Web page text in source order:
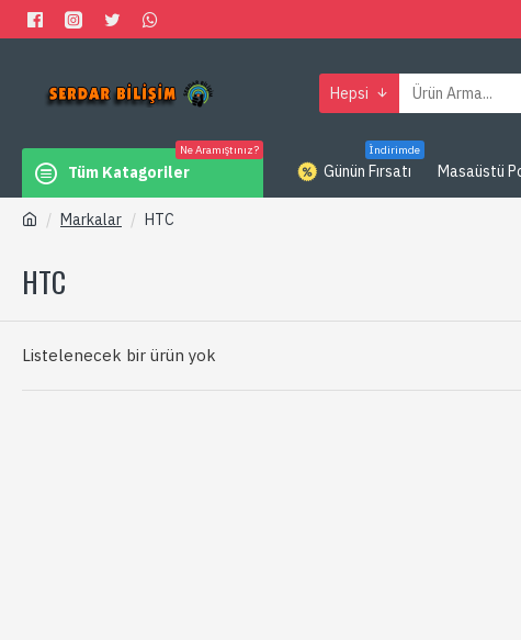
Hepsi
Tüm Katagoriler
Ne Aramıştınız?
Günün Fırsatı
İndirimde
Masaüstü
Markalar HTC
HTC
Listelenecek bir ürün yok